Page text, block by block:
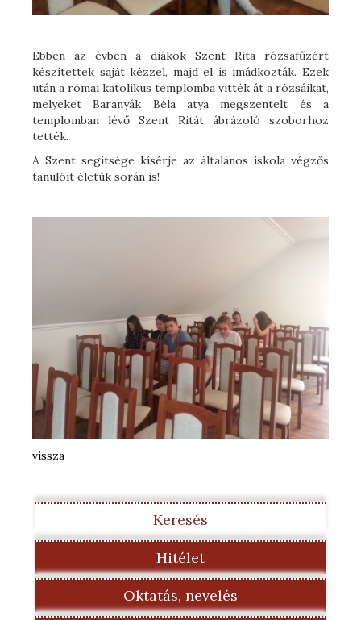
Ebben az évben a diákok Szent Rita rózsafűzért
készítettek saját kézzel, majd el is imádkozták. Ezek
után a római katolikus templomba vitték át a rózsáikat,
melyeket Baranyák Béla atya megszentelt és a
templomban lévő Szent Ritát ábrázoló szoborhoz
tették.
A Szent segítsége kísérje az általános iskola végzős
tanulóit életük során is!
vissza
Keresés
Hitélet
Oktatás, nevelés